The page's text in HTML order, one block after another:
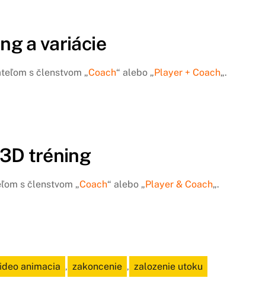
a variácie
s členstvom „Coach“ alebo „Player + Coach„.
tréning
s členstvom „Coach“ alebo „Player & Coach„.
animacia , zakoncenie , zalozenie utoku